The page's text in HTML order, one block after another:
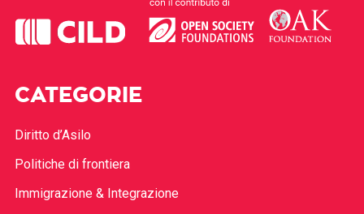
CATEGORIE
Diritto d’Asilo
Politiche di frontiera
Immigrazione & Integrazione